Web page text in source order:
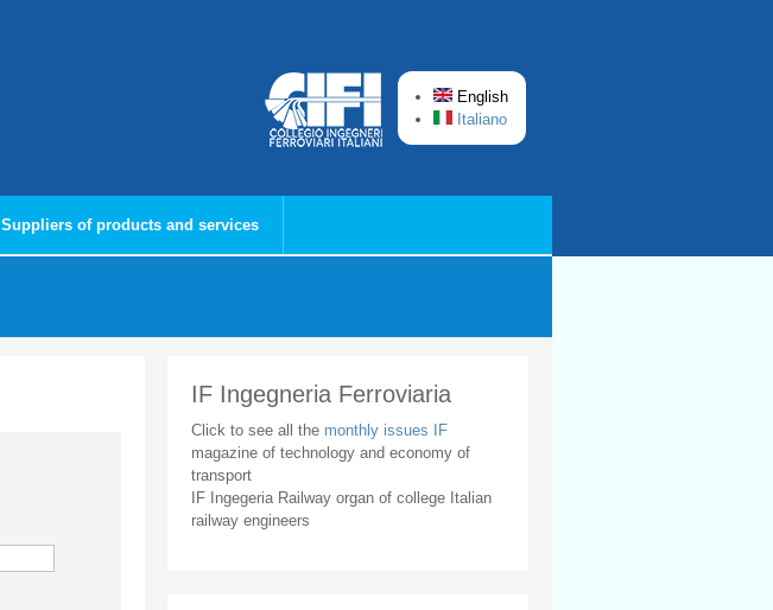
English
Italiano
Suppliers of products and services
IF Ingegneria Ferroviaria
Click to see all the monthly issues IF
magazine of technology and economy of
transport
IF Ingegeria Railway organ of college Italian
railway engineers